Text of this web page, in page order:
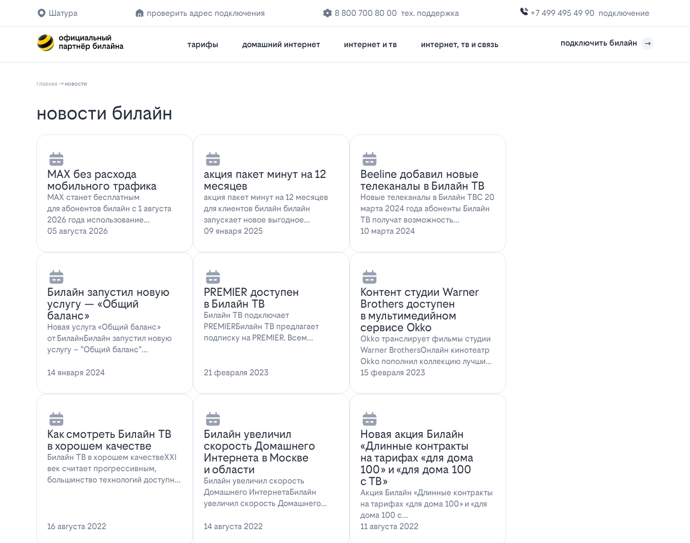
Шатура проверить адрес подключения 8 800 700 80 00 тех. поддержка +7 499 495 49 90 подключение
тарифы домашний интернет интернет и тв интернет, тв и связь подключить билайн
главная новости
новости билайн
MAX без расхода
мобильного трафика
MAX станет бесплатным
для абонентов билайн с 1 августа
2026 года использование
мессенджера MAX перес…
05 августа 2026
акция пакет минут на 12
месяцев
акция пакет минут на 12 месяцев
для клиентов билайн билайн
запускает новое выгодное
предложение для…
09 января 2025
Beeline добавил новые
телеканалы в Билайн ТВ
Новые телеканалы в Билайн ТВС 20
марта 2024 года абоненты Билайн
ТВ получат возможность
наслаждаться…
10 марта 2024
Билайн запустил новую
услугу — «Общий
баланс»
Новая услуга «Общий баланс»
от БилайнБилайн запустил новую
услугу – "Общий баланс"…
14 января 2024
PREMIER доступен
в Билайн ТВ
Билайн ТВ подключает
PREMIERБилайн ТВ предлагает
подписку на PREMIER. Всем
21 февраля 2023
Контент студии Warner
Brothers доступен
в мультимедийном
сервисе Okko
Okko транслирует фильмы студии
Warner BrothersОнлайн кинотеатр
Okko пополнил коллекцию лучшими
голли…
15 февраля 2023
Как смотреть Билайн ТВ
в хорошем качестве
Билайн ТВ в хорошем качествеXXI
век считает прогрессивным,
большинство технологий доступны
16 августа 2022
Билайн увеличил
скорость Домашнего
Интернета в Москве
и области
Билайн увеличил скорость
Домашнего ИнтернетаБилайн
увеличил скорость Домашнего
14 августа 2022
Новая акция Билайн
«Длинные контракты
на тарифах «для дома
100» и «для дома 100
с ТВ»
Акция Билайн «Длинные контракты
на тарифах «для дома 100» и «для
дома 100 с…
11 августа 2022